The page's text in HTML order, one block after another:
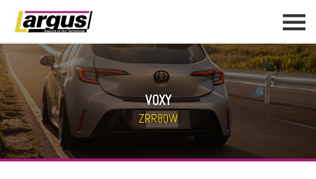
VOXY
ZRR80W